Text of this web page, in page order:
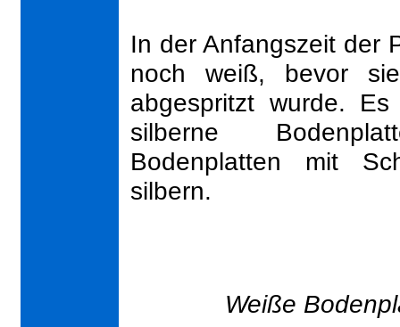
In der Anfangszeit der
noch weiß, bevor
abgespritzt wurde.
silberne
Bodenplatten mit
silbern.
Weiße